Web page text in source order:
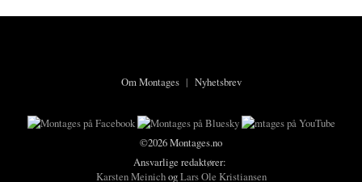
Om Montages| Nyhetsbrev
©2026 Montages.no
Ansvarlige redaktører:
Karsten MeinichogLars Ole Kristiansen